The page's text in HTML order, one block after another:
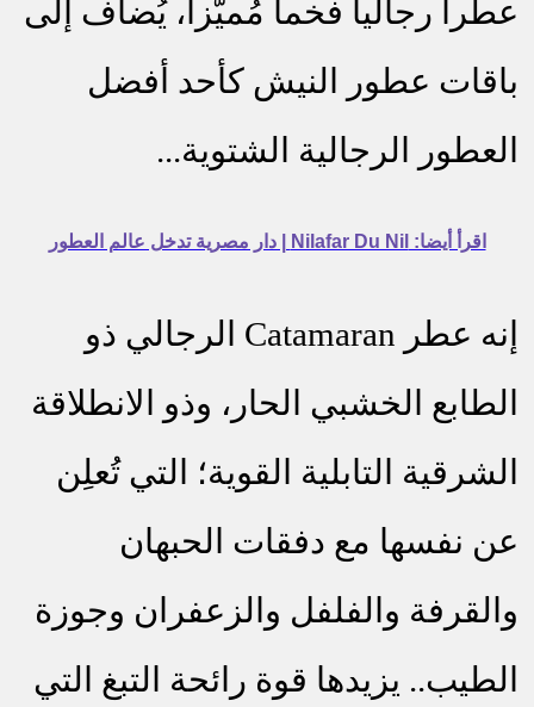
عطرا رجاليا فخما مُميَّزا، يُضاف إلى
باقات عطور النيش كأحد أفضل
العطور الرجالية الشتوية...
اقرأ أيضا: Nilafar Du Nil | دار مصرية تدخل عالم العطور
إنه عطر Catamaran الرجالي ذو
الطابع الخشبي الحار، وذو الانطلاقة
الشرقية التابلية القوية؛ التي تُعلِن
عن نفسها مع دفقات الحبهان
والقرفة والفلفل والزعفران وجوزة
الطيب.. يزيدها قوة رائحة التبغ التي